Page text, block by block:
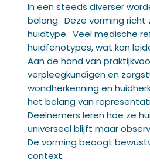
In een steeds diverser
belang. Deze vorming
huidtype. Veel medische
huidfenotypes, wat kan
Aan de hand van
verpleegkundigen en
wondherkenning en
het belang van
Deelnemers leren hoe ze
universeel blijft maar
De vorming beoogt
context.